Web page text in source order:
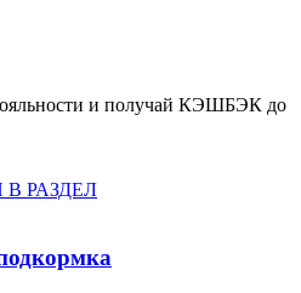
и получай КЭШБЭК до
РАЗДЕЛ